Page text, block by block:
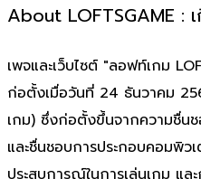
About LOFTSGAME :
เพจและเว็บไซต์ "ลอฟท์เกม
ก่อตั้งเมื่อวันที่ 24 ธันวาคม
เกม) ซึ่งก่อตั้งขึ้นจากความชื่น
และชื่นชอบการประกอบคอมพิ
ประสบการณ์ในการเล่นเกม แ